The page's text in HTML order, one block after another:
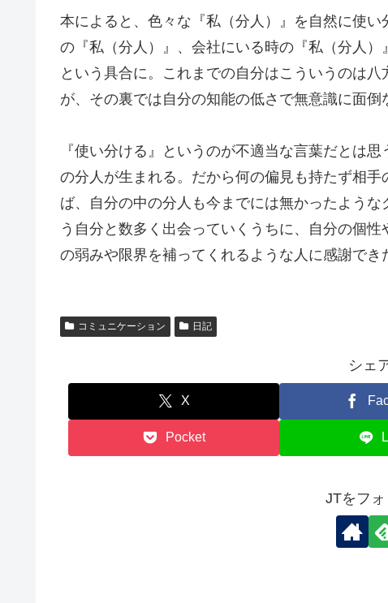
本によると、色々な『私（分人）』を自然に使
の『私（分人）』、会社にいる時の『私（分人）
という具合に。これまでの自分はこういうのは
が、その裏では自分の知能の低さで無意識に面倒
『使い分ける』というのが不適当な言葉だとは
の分人が生まれる。だから何の偏見も持たず相
ば、自分の中の分人も今までには無かったよう
う自分と数多く出会っていくうちに、自分の個
の弱みや限界を補ってくれるような人に感謝でき
コミュニケーション 日記
シェ
X
Pocket
JTをフ